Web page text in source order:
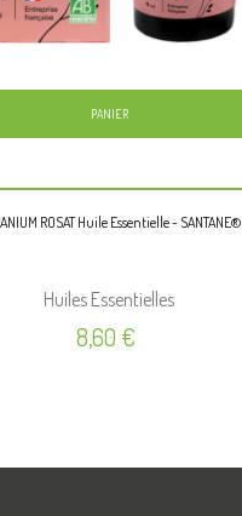
PANIER
ROSAT Huile Essentielle - SANTANE®
Huiles Essentielles
Prix
8,60 €